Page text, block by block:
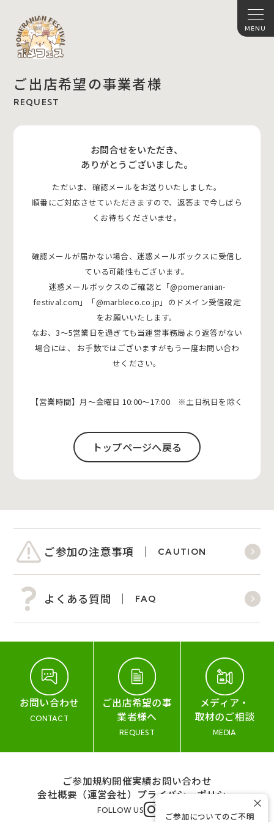
ご出店希望の事業者様
REQUEST
お問合せをいただき、
ありがとうございました。
ただいま、確認メールをお送りいたしました。
順番にご対応させていただきますので、返答まで今しばら
くお待ちくださいませ。
確認メールが届かない場合、迷惑メールボックスに受信し
ている可能性もございます。
迷惑メールボックスのご確認と「@pomeranian-
festival.com」「@marbleco.co.jp」のドメイン受信設定
をお願いいたします。
なお、3〜5営業日を過ぎても当運営事務局より返答がない
場合には、
お手数ではございますがもう一度お問い合わ
せください。
【営業時間】月〜金曜日 10:00〜17:00 ※土日祝日を除く
トップページへ戻る
ご参加の注意事項 CAUTION
よくある質問 FAQ
お問い合わせ
CONTACT
ご出店希望の事
業者様へ
REQUEST
メディア・
取材のご相談
MEDIA
ご参加規約開催実績お問い合わせ
会社概要（運営会社） プライバシーポリシー
FOLLOW US
ご参加についてのご不明
×